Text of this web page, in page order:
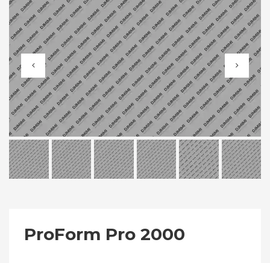
ProForm Pro 2000